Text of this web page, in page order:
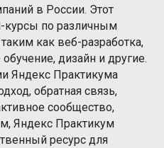
в России. Этот
курсы по различным
как веб-разработка,
дизайн и другие.
Яндекс Практикума
обратная связь,
сообщество,
Яндекс Практикум
ресурс для